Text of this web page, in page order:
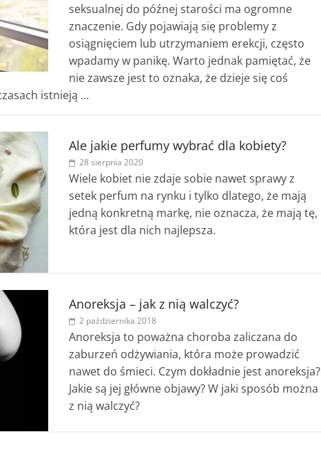
seksualnej do późnej starości ma ogromne
znaczenie. Gdy pojawiają się problemy z
osiągnięciem lub utrzymaniem erekcji, często
wpadamy w panikę. Warto jednak pamiętać, że
nie zawsze jest to oznaka, że dzieje się coś
istnieją …
Ale jakie perfumy wybrać dla kobiety?
28 sierpnia 2020
Wiele kobiet nie zdaje sobie nawet sprawy z
setek perfum na rynku i tylko dlatego, że mają
jedną konkretną markę, nie oznacza, że ​​mają tę,
która jest dla nich najlepsza.
Anoreksja – jak z nią walczyć?
2 października 2018
Anoreksja to poważna choroba zaliczana do
zaburzeń odżywiania, która może prowadzić
nawet do śmieci. Czym dokładnie jest anoreksja?
Jakie są jej główne objawy? W jaki sposób można
z nią walczyć?